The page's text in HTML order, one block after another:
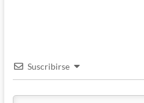
Suscribirse